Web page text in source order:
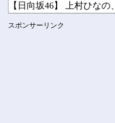
【日向坂46】 上村ひな
スポンサーリンク